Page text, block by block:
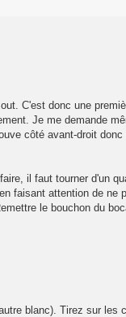
C'est donc une
Je me demande
côté avant-droit donc
il faut tourner d'un
faisant attention de ne
le bouchon du
blanc). Tirez sur les